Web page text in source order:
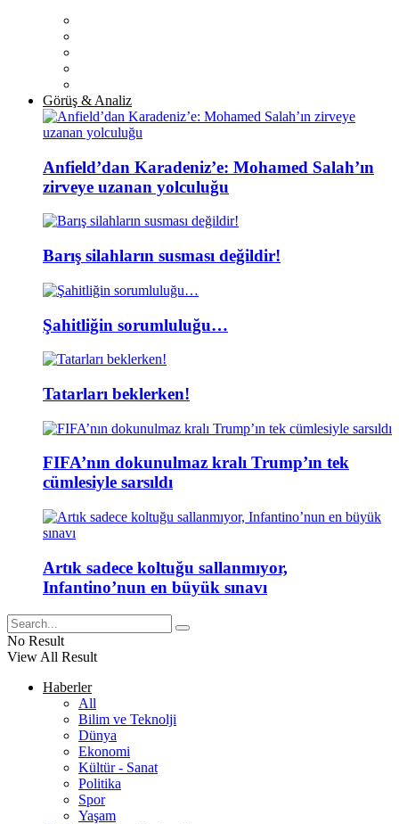
Görüş & Analiz
Anfield’dan Karadeniz’e: Mohamed Salah’ın
zirveye uzanan yolculuğu
Barış silahların susması değildir!
Şahitliğin sorumluluğu…
Tatarları beklerken!
FIFA’nın dokunulmaz kralı Trump’ın tek
cümlesiyle sarsıldı
Artık sadece koltuğu sallanmıyor,
Infantino’nun en büyük sınavı
No Result
View All Result
Haberler
All
Bilim ve Teknolji
Dünya
Ekonomi
Kültür - Sanat
Politika
Spor
Yaşam